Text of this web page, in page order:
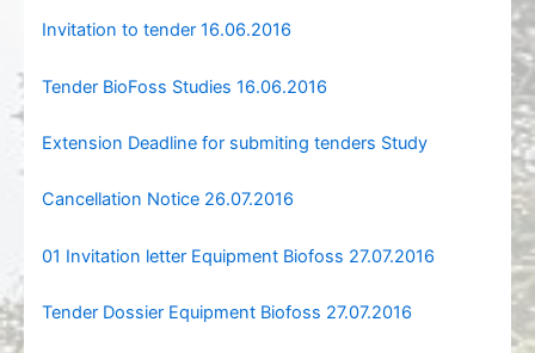
Invitation to tender 16.06.2016
Tender BioFoss Studies 16.06.2016
Extension Deadline for submiting tenders Study
Cancellation Notice 26.07.2016
01 Invitation letter Equipment Biofoss 27.07.2016
Tender Dossier Equipment Biofoss 27.07.2016